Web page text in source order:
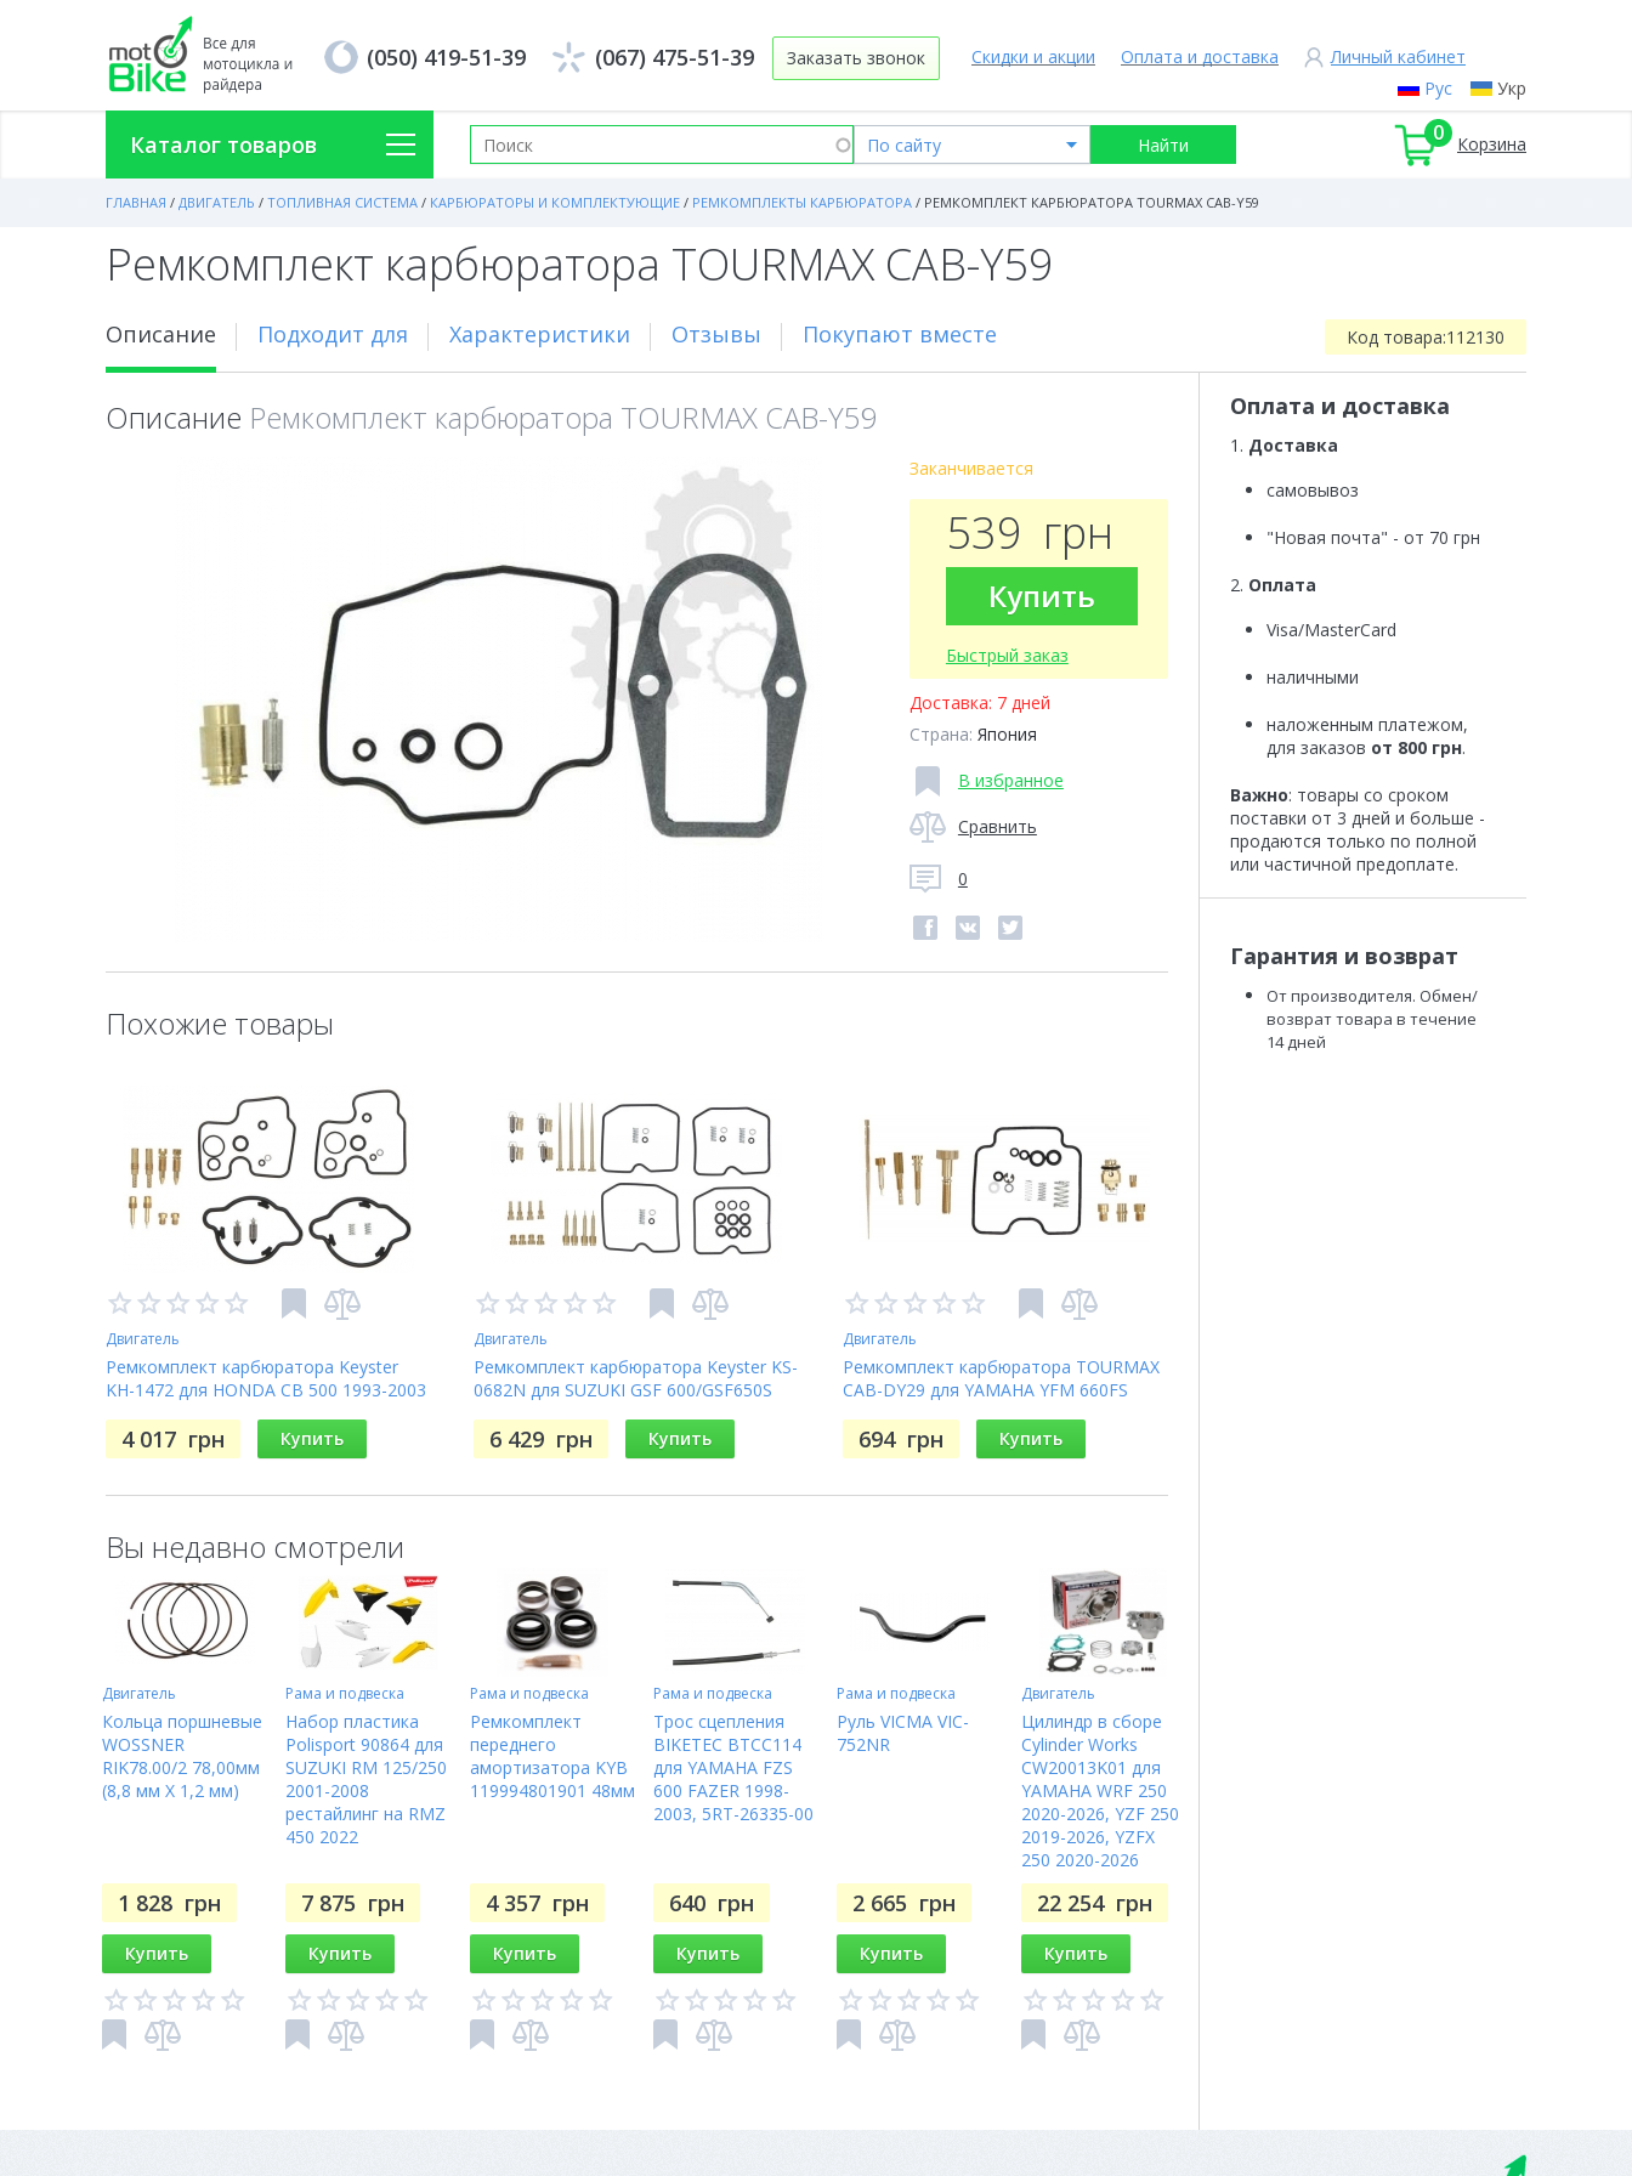
Рус Укр
Скидки и акции Оплата и доставка Личный кабинет
(050) 419-51-39 (067) 475-51-39 Заказать звонок
Каталог товаров 0 Корзина
ГЛАВНАЯ / ДВИГАТЕЛЬ / ТОПЛИВНАЯ СИСТЕМА / КАРБЮРАТОРЫ И КОМПЛЕКТУЮЩИЕ / РЕМКОМПЛЕКТЫ КАРБЮРАТОРА / РЕМКОМПЛЕКТ КАРБЮРАТОРА TOURMAX CAB-Y59
Ремкомплект карбюратора TOURMAX CAB-Y59
Описание Подходит для Характеристики Отзывы Покупают вместе Код товара:112130
Описание Ремкомплект карбюратора TOURMAX CAB-Y59
Заканчивается
539 грн
Купить
Быстрый заказ
Доставка: 7 дней
Страна: Япония
В избранное
Сравнить
0
Похожие товары
Двигатель
Ремкомплект карбюратора Keyster
KH-1472 для HONDA CB 500 1993-2003
4 017 грн Купить
Двигатель
Ремкомплект карбюратора Keyster KS-
0682N для SUZUKI GSF 600/GSF650S
6 429 грн Купить
Двигатель
Ремкомплект карбюратора TOURMAX
CAB-DY29 для YAMAHA YFM 660FS
694 грн Купить
Вы недавно смотрели
Двигатель
Кольца поршневые
WOSSNER
RIK78.00/2 78,00мм
(8,8 мм X 1,2 мм)
1 828 грн
Купить
Рама и подвеска
Набор пластика
Polisport 90864 для
SUZUKI RM 125/250
2001-2008
рестайлинг на RMZ
450 2022
7 875 грн
Купить
Рама и подвеска
Ремкомплект
переднего
амортизатора KYB
119994801901 48мм
4 357 грн
Купить
Рама и подвеска
Трос сцепления
BIKETEC BTCC114
для YAMAHA FZS
600 FAZER 1998-
2003, 5RT-26335-00
640 грн
Купить
Рама и подвеска
Руль VICMA VIC-
752NR
2 665 грн
Купить
Двигатель
Цилиндр в сборе
Cylinder Works
CW20013K01 для
YAMAHA WRF 250
2020-2026, YZF 250
2019-2026, YZFX
250 2020-2026
22 254 грн
Купить
Оплата и доставка
1. Доставка
самовывоз
"Новая почта" - от 70 грн
2. Оплата
Visa/MasterCard
наличными
наложенным платежом,
для заказов от 800 грн.
Важно: товары со сроком
поставки от 3 дней и больше -
продаются только по полной
или частичной предоплате.
Гарантия и возврат
От производителя. Обмен/
возврат товара в течение
14 дней